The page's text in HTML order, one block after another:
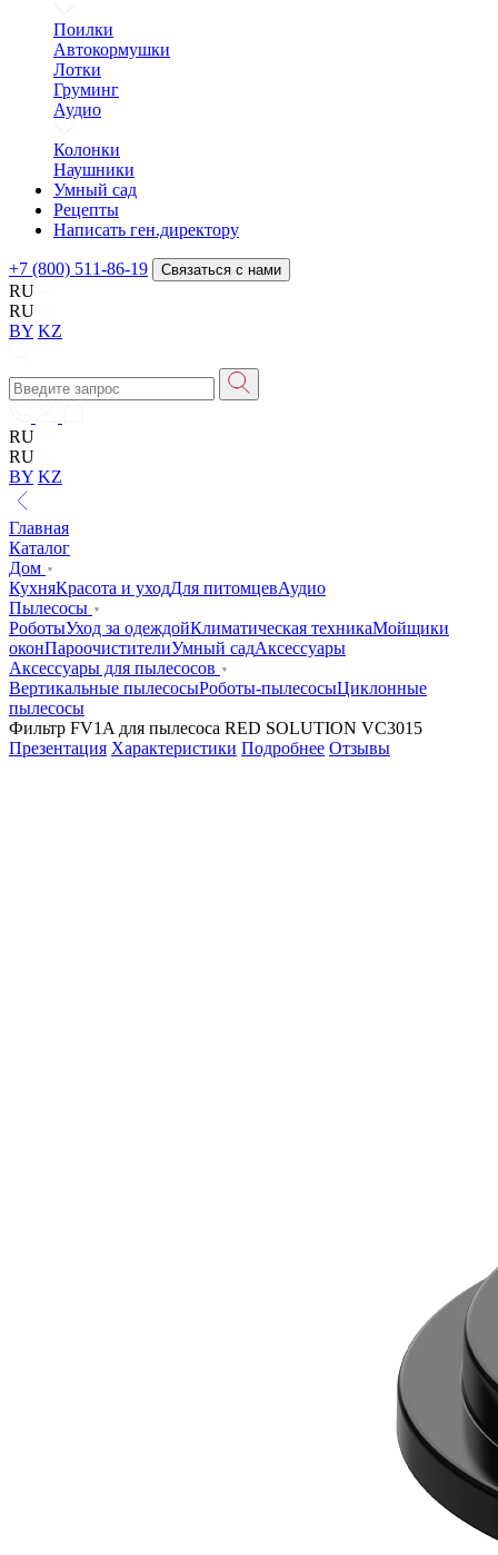
Поилки
Автокормушки
Лотки
Груминг
Аудио
Колонки
Наушники
Умный сад
Рецепты
Написать ген.директору
+7 (800) 511-86-19 Связаться с нами
RU
RU
BY KZ
RU
RU
BY KZ
Главная
Каталог
Дом
КухняКрасота и уходДля питомцевАудио
Пылесосы
РоботыУход за одеждойКлиматическая техникаМойщики
оконПароочистителиУмный садАксессуары
Аксессуары для пылесосов
Вертикальные пылесосыРоботы-пылесосыЦиклонные
пылесосы
Фильтр FV1A для пылесоса RED SOLUTION VC3015
Презентация Характеристики Подробнее Отзывы